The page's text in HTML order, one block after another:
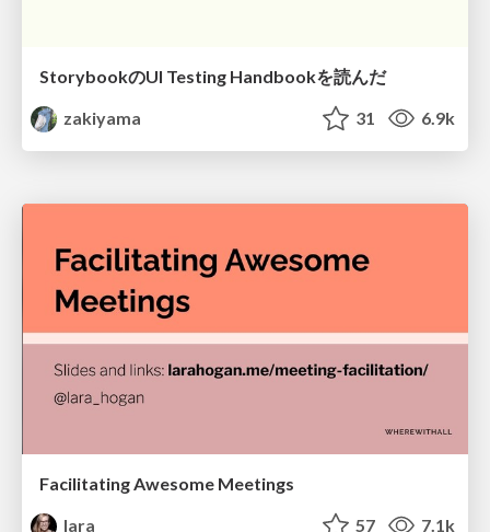
StorybookのUI Testing Handbookを読んだ
zakiyama
31 6.9k
Facilitating Awesome Meetings
lara
57 7.1k